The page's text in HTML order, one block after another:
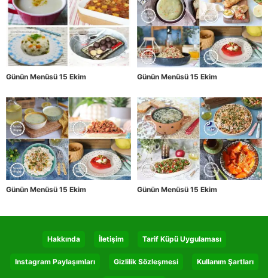
Günün Menüsü 15 Ekim Günün Menüsü 15 Ekim
Günün Menüsü 15 Ekim Günün Menüsü 15 Ekim
Hakkında İletişim Tarif Küpü Uygulaması
Instagram Paylaşımları Gizlilik Sözleşmesi Kullanım Şartları